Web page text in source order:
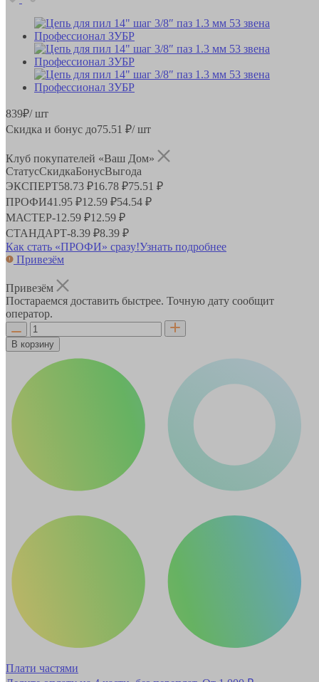
839₽/ шт
Скидка и бонус до75.51 ₽/ шт
Клуб покупателей «Ваш Дом»
СтатусСкидкаБонусВыгода
ЭКСПЕРТ58.73 ₽16.78 ₽75.51 ₽
ПРОФИ41.95 ₽12.59 ₽54.54 ₽
МАСТЕР-12.59 ₽12.59 ₽
СТАНДАРТ-8.39 ₽8.39 ₽
Как стать «ПРОФИ» сразу!Узнать подробнее
Привезём
Привезём
Постараемся доставить быстрее. Точную дату сообщит
оператор.
В корзину
Плати частями